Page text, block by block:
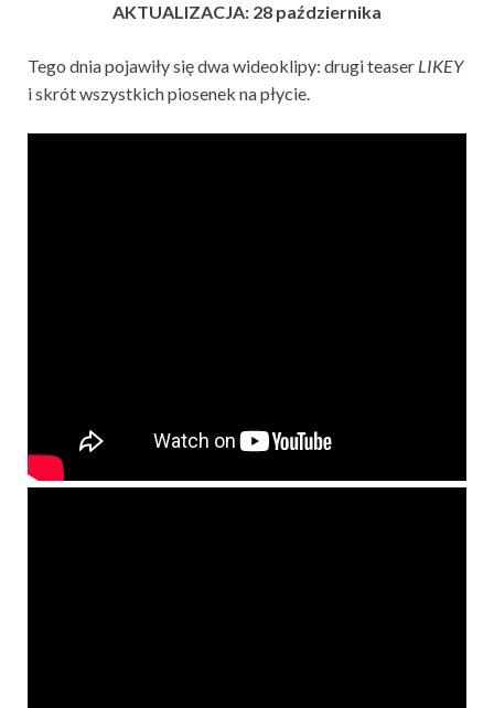
AKTUALIZACJA: 28 października
Tego dnia pojawiły się dwa wideoklipy: drugi teaser LIKEY
i skrót wszystkich piosenek na płycie.